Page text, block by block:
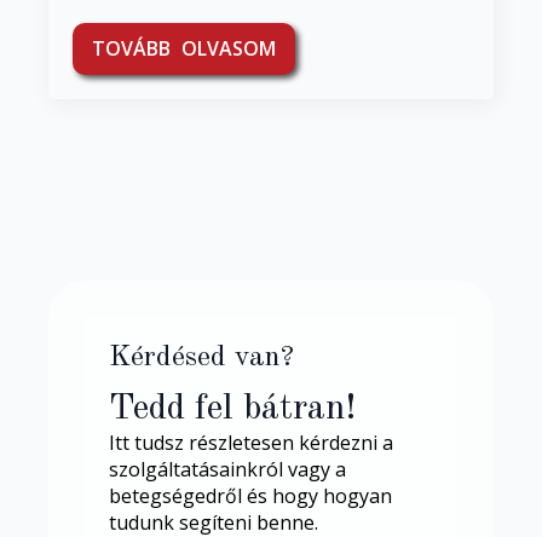
TOVÁBB OLVASOM
Kérdésed van?
Tedd fel bátran!
Itt tudsz részletesen kérdezni a
szolgáltatásainkról vagy a
betegségedről és hogy hogyan
tudunk segíteni benne.